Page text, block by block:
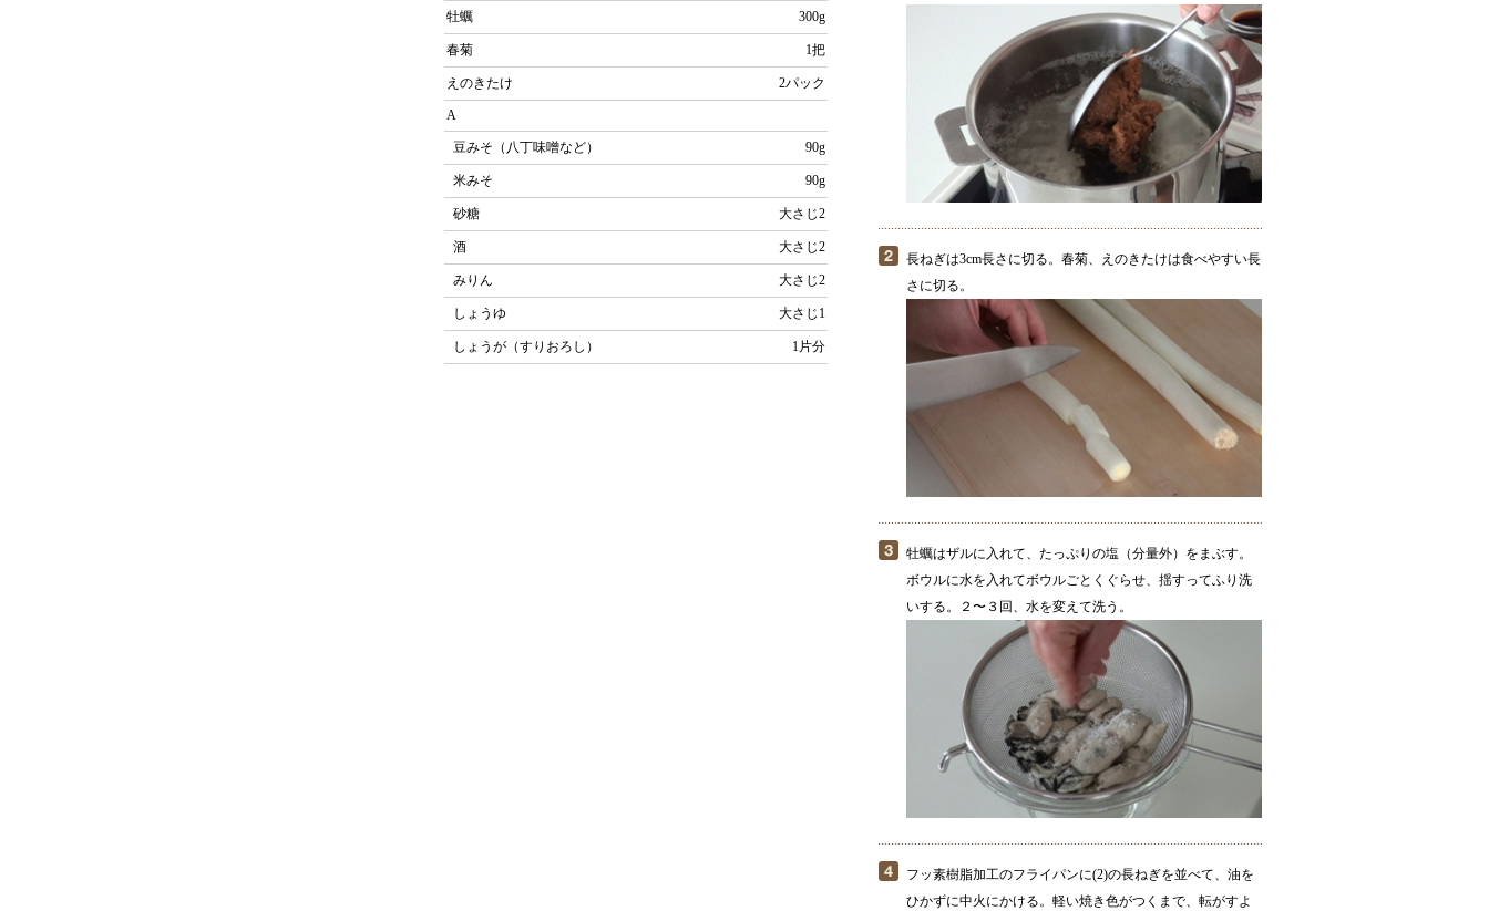
牡蠣 300g
春菊 1把
えのきたけ 2パック
A
豆みそ（八丁味噌など） 90g
米みそ 90g
砂糖 大さじ2
酒 大さじ2
みりん 大さじ2
しょうゆ 大さじ1
しょうが（すりおろし） 1片分
長ねぎは3cm長さに切る。春菊、えのきたけは食べやすい長
さに切る。
牡蠣はザルに入れて、たっぷりの塩（分量外）をまぶす。
ボウルに水を入れてボウルごとくぐらせ、揺すってふり洗
いする。２〜３回、水を変えて洗う。
フッ素樹脂加工のフライパンに(2)の長ねぎを並べて、油を
ひかずに中火にかける。軽い焼き色がつくまで、転がすよ